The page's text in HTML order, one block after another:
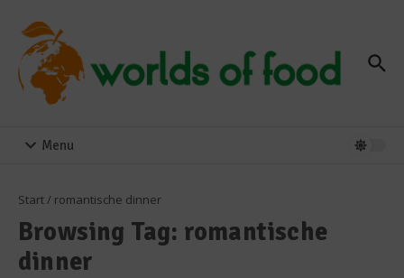
Menu
Start/ romantische dinner
Browsing Tag: romantische
dinner